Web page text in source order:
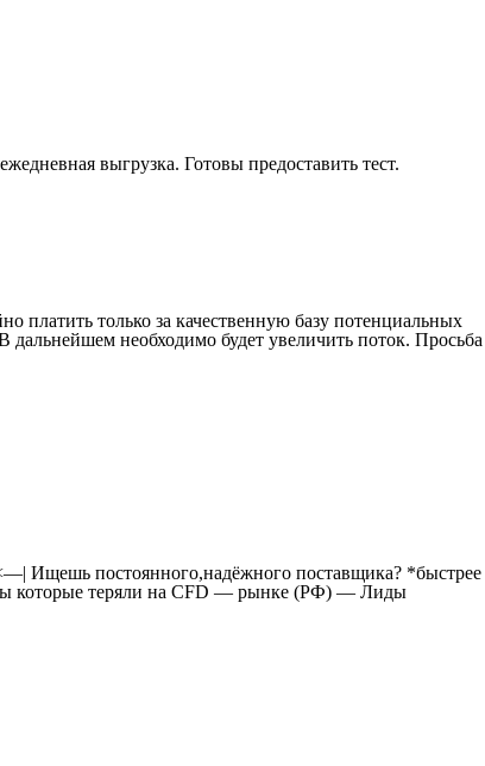
выгрузка. Готовы предоставить тест.
платить только за качественную базу потенциальных
необходимо будет увеличить поток. Просьба
Ищешь постоянного,надёжного поставщика? *быстрее
которые теряли на CFD — рынке (РФ) — Лиды